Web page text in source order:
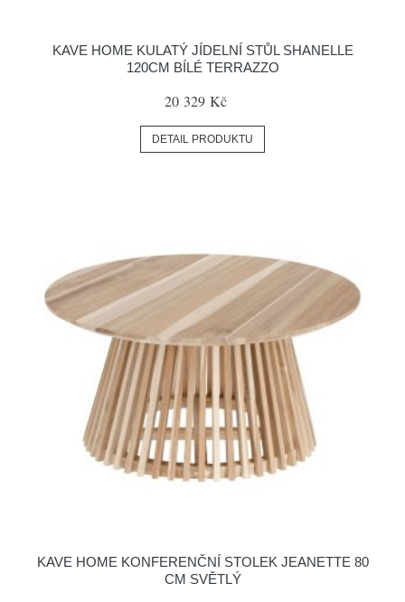
KAVE HOME KULATÝ JÍDELNÍ STŮL SHANELLE
120CM BÍLÉ TERRAZZO
20 329 Kč
DETAIL PRODUKTU
KAVE HOME KONFERENČNÍ STOLEK JEANETTE 80
CM SVĚTLÝ